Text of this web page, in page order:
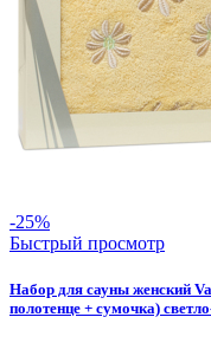
-25%
Быстрый просмотр
Набор для сауны женский
полотенце + сумочка)